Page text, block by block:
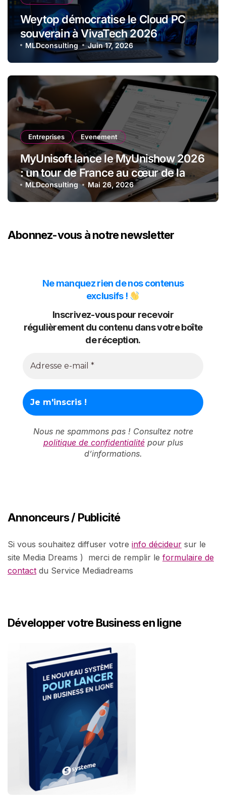
Weytop démocratise le Cloud PC
souverain à VivaTech 2026
MLDconsulting Juin 17, 2026
Entreprises Evenement
MyUnisoft lance le MyUnishow 2026
: un tour de France au cœur de la
transformation des cabinets
comptables
MLDconsulting Mai 26, 2026
Abonnez-vous à notre newsletter
Ne manquez rien de nos contenus
exclusifs !
Inscrivez-vous pour recevoir
régulièrement du contenu dans votre boîte
de réception.
Nous ne spammons pas ! Consultez notre
politique de confidentialitépour plus
d’informations.
Annonceurs / Publicité
Si vous souhaitez diffuser votre info décideur sur le
site Media Dreams ) merci de remplir le formulaire de
contact du Service Mediadreams
Développer votre Business en ligne